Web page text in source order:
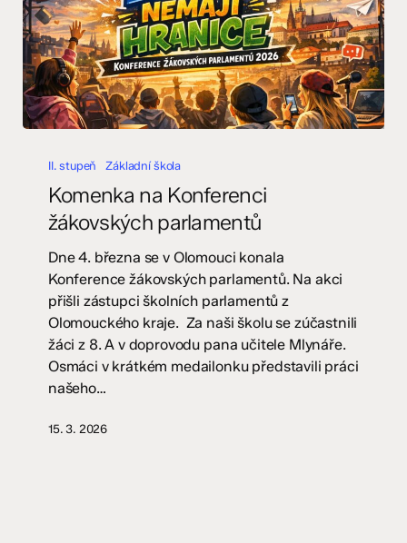
žákovských
parlamentů
II. stupeň Základní škola
Komenka na Konferenci
žákovských parlamentů
Dne 4. března se v Olomouci konala
Konference žákovských parlamentů. Na akci
přišli zástupci školních parlamentů z
Olomouckého kraje. Za naši školu se zúčastnili
žáci z 8. A v doprovodu pana učitele Mlynáře.
Osmáci v krátkém medailonku představili práci
našeho…
15. 3. 2026